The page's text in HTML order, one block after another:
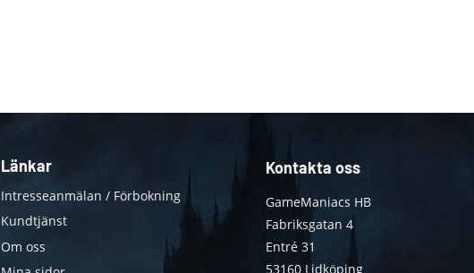
Länkar
Intresseanmälan / Förbokning
Kundtjänst
Om oss
Kontakta oss
GameManiacs HB
Fabriksgatan 4
Entré 31
53160 Lidköping